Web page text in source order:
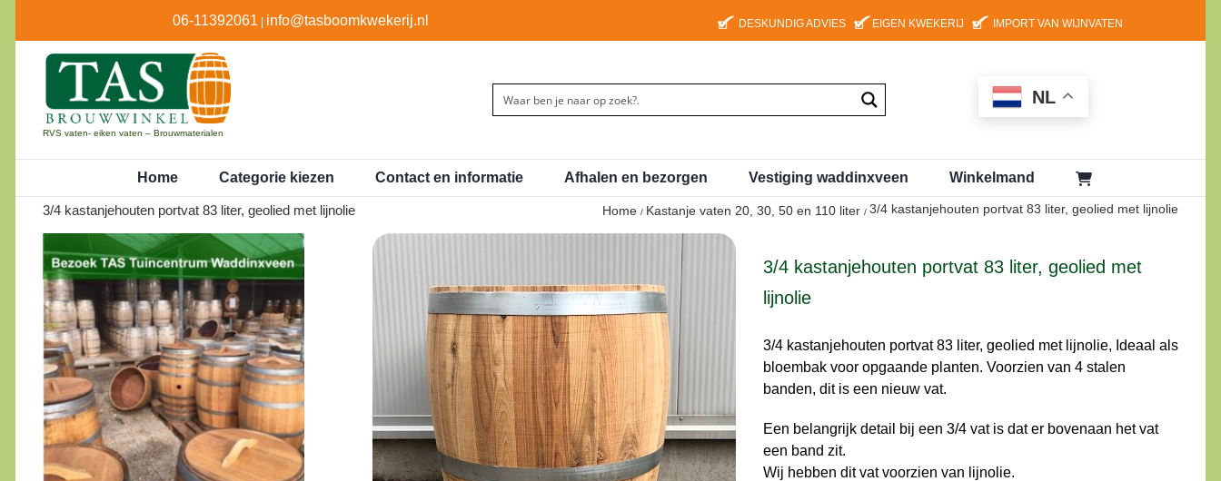
06-11392061 | info@tasboomkwekerij.nl DESKUNDIG ADVIES EIGEN KWEKERIJ IMPORT VAN WIJNVATEN
RVS vaten- eiken vaten – Brouwmaterialen
NL
Home Categorie kiezen Contact en informatie Afhalen en bezorgen Vestiging waddinxveen Winkelmand
3/4 kastanjehouten portvat 83 liter, geolied met lijnolie Home Kastanje vaten 20, 30, 50 en 110 liter 3/4 kastanjehouten portvat 83 liter, geolied met lijnolie
3/4 kastanjehouten portvat 83 liter, geolied met
lijnolie
3/4 kastanjehouten portvat 83 liter, geolied met lijnolie, Ideaal als
bloembak voor opgaande planten. Voorzien van 4 stalen
banden, dit is een nieuw vat.
Een belangrijk detail bij een 3/4 vat is dat er bovenaan het vat
een band zit.
Wij hebben dit vat voorzien van lijnolie.